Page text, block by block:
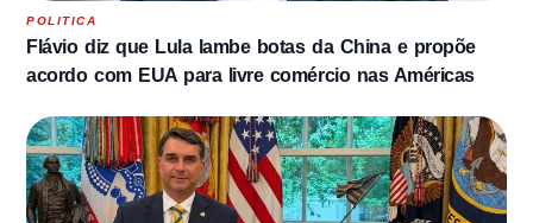
POLITICA
Flávio diz que Lula lambe botas da China e propõe
acordo com EUA para livre comércio nas Américas